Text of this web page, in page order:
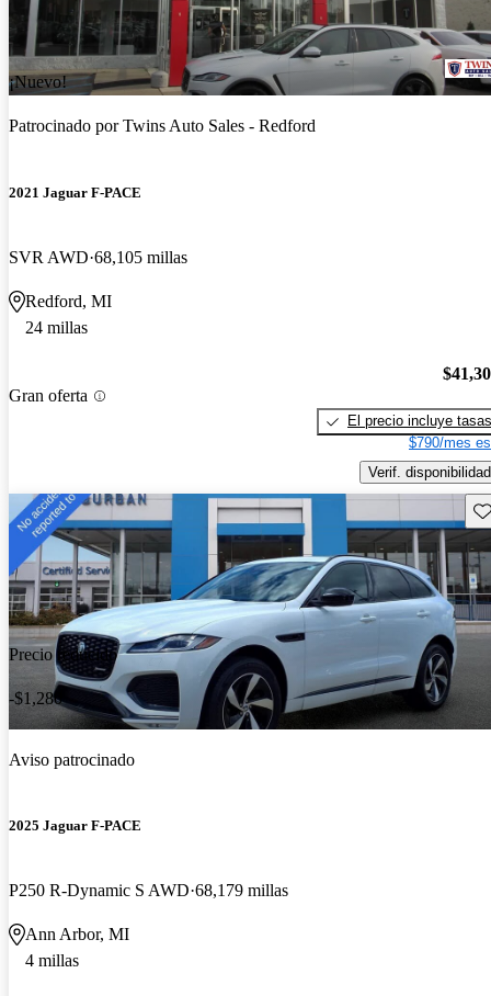
¡Nuevo!
Patrocinado porTwins Auto Sales - Redford
2021 Jaguar F-PACE
SVR AWD 68,105 millas
Redford, MI
24 millas
Gran oferta
El precio incluye tasas
$790/mes
Verif. disponibilidad
Precio reducido
-$1,280
Aviso patrocinado
2025 Jaguar F-PACE
P250 R-Dynamic S AWD 68,179 millas
Ann Arbor, MI
4 millas